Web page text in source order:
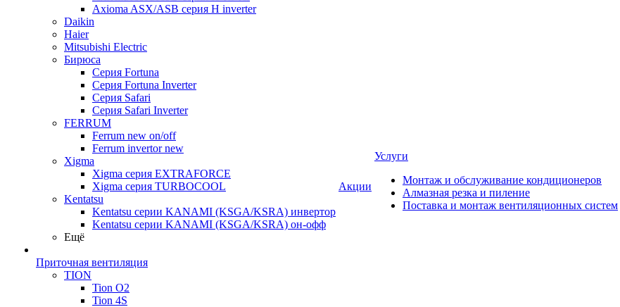
Axioma ASX/ASB серия Н inverter
Daikin
Haier
Mitsubishi Electric
Бирюса
Серия Fortuna
Серия Fortuna Inverter
Серия Safari
Серия Safari Inverter
FERRUM
Ferrum new on/off
Ferrum invertor new
Xigma
Xigma серия EXTRAFORCE
Xigma серия TURBOCOOL
Kentatsu
Kentatsu серии KANAMI (KSGA/KSRA) инвертор
Kentatsu серии KANAMI (KSGA/KSRA) он-офф
Ещё
Приточная вентиляция
TION
Tion O2
Tion 4S
Акции
Услуги
Монтаж и обслуживание кондиционеров
Алмазная резка и пиление
Поставка и монтаж вентиляционных систем